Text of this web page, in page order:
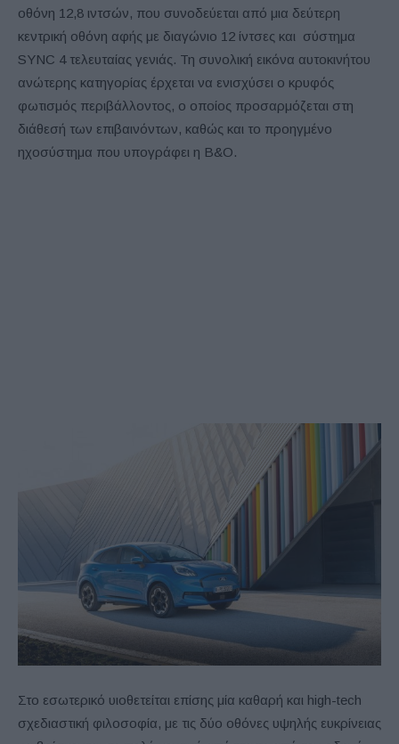
οθόνη 12,8 ιντσών, που συνοδεύεται από μια δεύτερη
κεντρική οθόνη αφής με διαγώνιο 12 ίντσες και σύστημα
SYNC 4 τελευταίας γενιάς. Τη συνολική εικόνα αυτοκινήτου
ανώτερης κατηγορίας έρχεται να ενισχύσει ο κρυφός
φωτισμός περιβάλλοντος, ο οποίος προσαρμόζεται στη
διάθεσή των επιβαινόντων, καθώς και το προηγμένο
ηχοσύστημα που υπογράφει η B&O.
Στο εσωτερικό υιοθετείται επίσης μία καθαρή και high-tech
σχεδιαστική φιλοσοφία, με τις δύο οθόνες υψηλής ευκρίνειας